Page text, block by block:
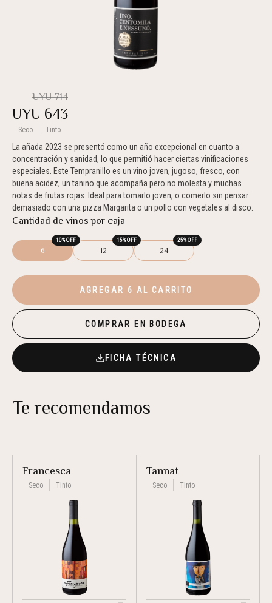
UYU 714
UYU 643
Seco Tinto
La añada 2023 se presentó como un año excepcional en cuanto a
concentración y sanidad, lo que permitió hacer ciertas vinificaciones
especiales. Este Tempranillo es un vino joven, jugoso, fresco, con
buena acidez, un tanino que acompaña pero no molesta y muchas
notas de frutas rojas. Ideal para tomarlo joven, o comerlo sin pensar
demasiado con una pizza Margarita o un pollo con vegetales al disco.
Cantidad de vinos por caja
6
10% OFF
12
15% OFF
24
25% OFF
AGREGAR 6 AL CARRITO
COMPRAR EN BODEGA
FICHA TÉCNICA
Te recomendamos
Francesca
Seco Tinto
Tannat
Seco Tinto